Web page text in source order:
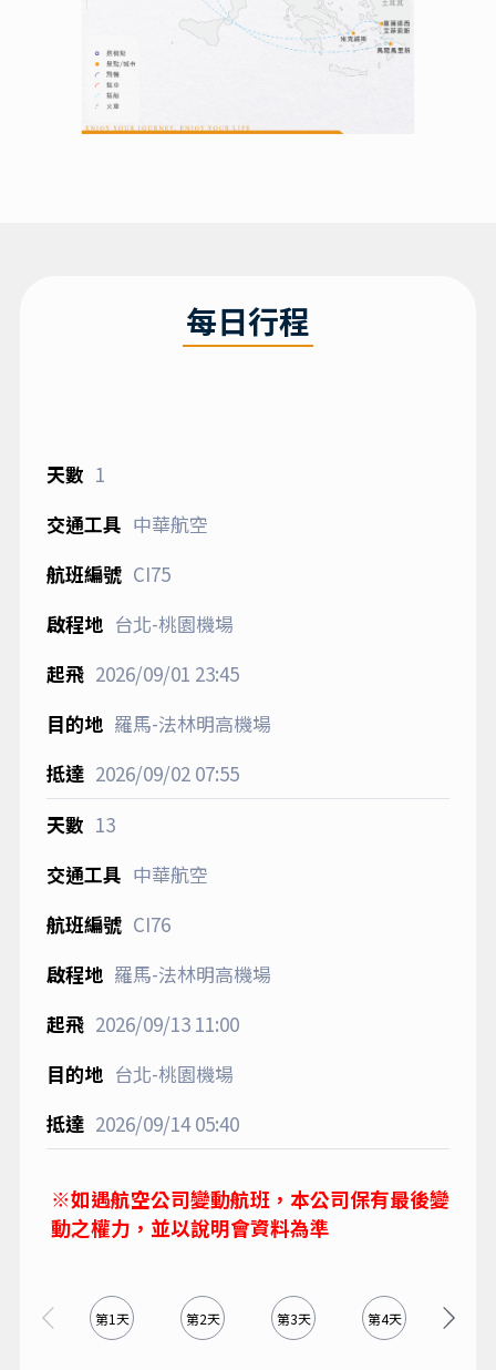
每日行程
1
中華航空
CI75
台北-桃園機場
2026/09/01 23:45
羅馬-法林明高機場
2026/09/0207:55
13
中華航空
CI76
羅馬-法林明高機場
2026/09/1311:00
台北-桃園機場
2026/09/1405:40
※如遇航空公司變動航班，本公司保有最後變
動之權力，並以說明會資料為準
第1天 第2天 第3天 第4天